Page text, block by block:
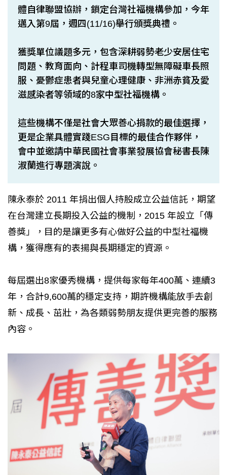
體自律聯盟協辦，鎖定台灣社福機構參加，今年
邁入第9屆，週四(11/16)舉行頒獎典禮。
獲獎單位議題多元，包含深耕弱勢老少安居住宅
問題、教育面向、計程車司機轉型無障礙車長照
服、憂鬱症患者與兒童心理健康、非洲赤貧及愛
滋感染者等領域的8家中型社福機構。
這些機構不僅是社會大眾善心捐款的最佳選擇，
更是企業具體實踐ESG目標的最佳合作夥伴，
會中並邀請中華民國社會事業發展協會秘書長陳
淑蘭進行專題演說。
陳永泰於 2011 年捐出個人持股成立公益信託，期望
在台灣建立長期投入公益的機制，2015 年設立「傳
善獎」，目的是讓更多有心做好公益的中型社福機
構，獲得應有的表揚與長期穩定的資源。
每屆選出8家優秀機構，提供每家每年400萬、連續3
年，合計9,600萬的穩定支持，期許機構能放手去創
新、成長、茁壯，為各類弱勢朋友提供更完善的服務
內容。